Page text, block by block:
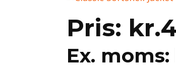
Pris:
Ex. moms: